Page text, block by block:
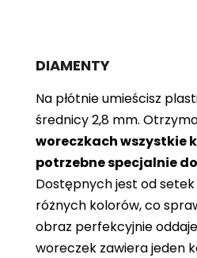
DIAMENTY
Na płótnie umieścisz
średnicy 2,8 mm.
woreczkach wszystkie
potrzebne specjalnie
Dostępnych jest od
różnych kolorów, co
obraz perfekcyjnie oddaje
woreczek zawiera jeden